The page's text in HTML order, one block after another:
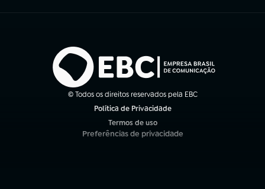
© Todos os direitos reservados pela EBC
Política de Privacidade
Termos de uso
(abre em nova aba)
Preferências de privacidade